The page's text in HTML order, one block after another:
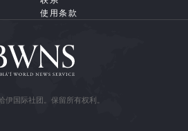
使用条款
伊国际社团。保留所有权利。